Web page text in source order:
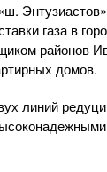
газа в
районов
домов.
линий